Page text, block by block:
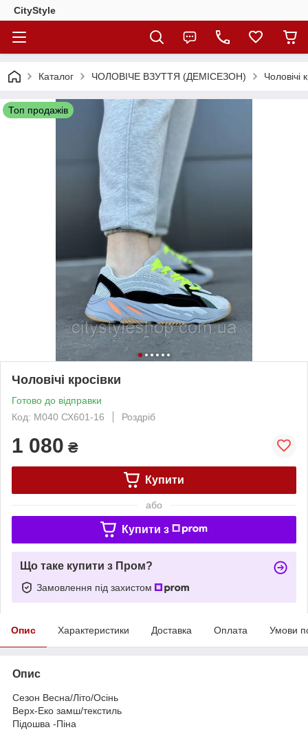
CityStylе
Каталог ЧОЛОВІЧЕ ВЗУТТЯ (ДЕМІСЕЗОН) Чоловічі
Топ продажів
Чоловічі кросівки
Готово до відправки
Код: М040 СХ601-16
Роздріб
1 080 ₴
Купити
або
Купити з
Що таке купити з Пром?
Замовлення під захистом
Опис Характеристики Доставка Оплата Умови
Опис
Сезон Весна/Літо/Осінь
Верх-Еко замш/текстиль
Підошва -Піна